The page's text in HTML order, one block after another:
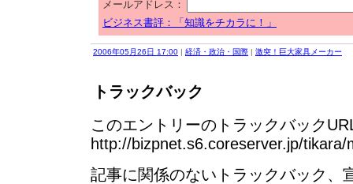
メールアドレス：
ビジネス書評：「知識をチカラに！」
2006年05月26日 17:00 | 経済・政治・国際 | 激突！巨大家具メーカー
トラックバック
このエントリーのトラックバック
http://bizpnet.s6.coreserver.jp/
記事に関係のないトラックバック、